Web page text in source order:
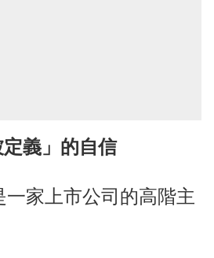
義」的自信
家上市公司的高階主